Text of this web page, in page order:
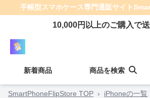
手帳型スマホケース専門通販サイト
10,000円以上のご購入で
新着商品 商品を検索
SmartPhoneFlipStore TOP › iPhoneの一覧